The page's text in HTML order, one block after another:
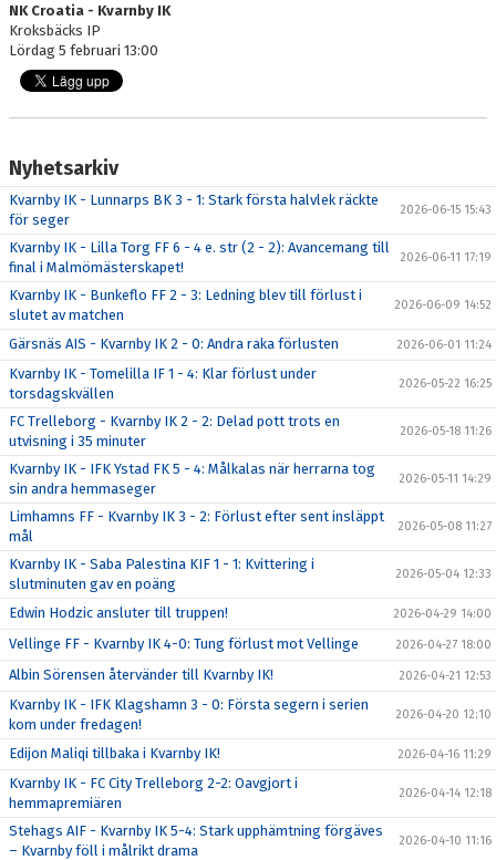
NK Croatia - Kvarnby IK
Kroksbäcks IP
Lördag 5 februari 13:00
Nyhetsarkiv
Kvarnby IK - Lunnarps BK 3 - 1: Stark första halvlek räckte
för seger
2026-06-15 15:43
Kvarnby IK - Lilla Torg FF 6 - 4 e. str (2 - 2): Avancemang till
final i Malmömästerskapet!
2026-06-11 17:19
Kvarnby IK - Bunkeflo FF 2 - 3: Ledning blev till förlust i
slutet av matchen
2026-06-09 14:52
Gärsnäs AIS - Kvarnby IK 2 - 0: Andra raka förlusten 2026-06-01 11:24
Kvarnby IK - Tomelilla IF 1 - 4: Klar förlust under
torsdagskvällen
2026-05-22 16:25
FC Trelleborg - Kvarnby IK 2 - 2: Delad pott trots en
utvisning i 35 minuter
2026-05-18 11:26
Kvarnby IK - IFK Ystad FK 5 - 4: Målkalas när herrarna tog
sin andra hemmaseger
2026-05-11 14:29
Limhamns FF - Kvarnby IK 3 - 2: Förlust efter sent insläppt
mål
2026-05-08 11:27
Kvarnby IK - Saba Palestina KIF 1 - 1: Kvittering i
slutminuten gav en poäng
2026-05-04 12:33
Edwin Hodzic ansluter till truppen! 2026-04-29 14:00
Vellinge FF - Kvarnby IK 4-0: Tung förlust mot Vellinge 2026-04-27 18:00
Albin Sörensen återvänder till Kvarnby IK! 2026-04-21 12:53
Kvarnby IK - IFK Klagshamn 3 - 0: Första segern i serien
kom under fredagen!
2026-04-20 12:10
Edijon Maliqi tillbaka i Kvarnby IK! 2026-04-16 11:29
Kvarnby IK - FC City Trelleborg 2-2: Oavgjort i
hemmapremiären
2026-04-14 12:18
Stehags AIF - Kvarnby IK 5-4: Stark upphämtning förgäves
– Kvarnby föll i målrikt drama
2026-04-10 11:16